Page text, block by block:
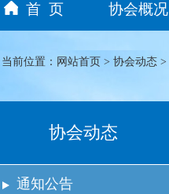
首 页 协会概况
当前位置： 网站首页 > 协会动态 >
协会动态
通知公告